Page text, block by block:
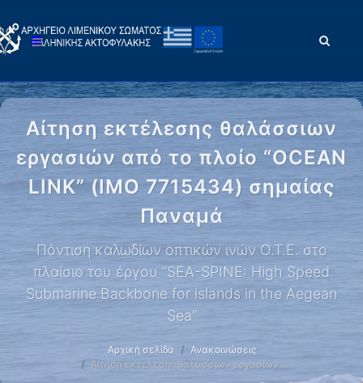
Αίτηση εκτέλεσης θαλάσσιων
εργασιών από το πλοίο “OCEAN
LINK” (IMO 7715434) σημαίας
Παναμά
Πόντιση καλωδίων οπτικών ινών Ο.Τ.Ε. στο
πλαίσιο του έργου “SEA-SPINE: High Speed
Submarine Backbone for islands in the Aegean
Sea”
Αρχική σελίδα
Ανακοινώσεις
Αίτηση εκτέλεσης θαλάσσιων εργασιών …